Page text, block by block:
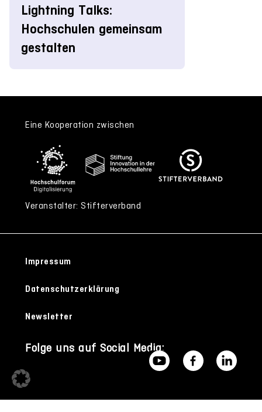
Lightning Talks:
Hochschulen gemeinsam
gestalten
Eine Kooperation zwischen
Veranstalter: Stifterverband
Impressum
Datenschutzerklärung
Newsletter
Folge uns auf Social Media: